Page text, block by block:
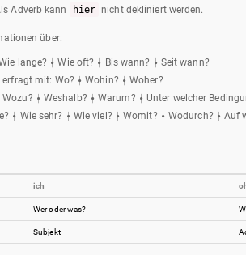
Adverb kann hier nicht dekliniert werden.
über:
lange? ⍿ Wie oft? ⍿ Bis wann? ⍿ Seit wann?
mit: Wo? ⍿ Wohin? ⍿ Woher?
⍿ Weshalb? ⍿ Warum? ⍿ Unter welcher
⍿ Wie sehr? ⍿ Wie viel? ⍿ Womit? ⍿ Wodurch? ⍿ Auf
ich
Wer oder was?
Subjekt